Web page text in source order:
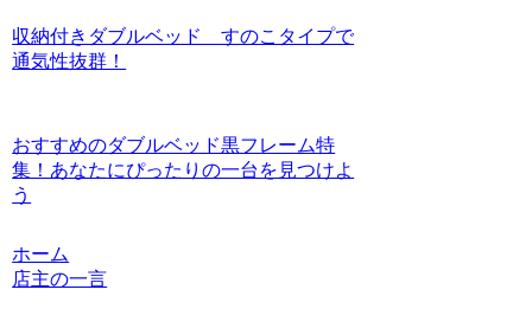
収納付きダブルベッド すのこタイプで
通気性抜群！
おすすめのダブルベッド黒フレーム特
集！あなたにぴったりの一台を見つけよ
う
ホーム
店主の一言